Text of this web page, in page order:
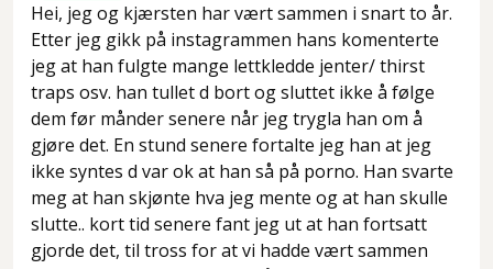
Hei, jeg og kjærsten har vært sammen i snart to år.
Etter jeg gikk på instagrammen hans komenterte
jeg at han fulgte mange lettkledde jenter/ thirst
traps osv. han tullet d bort og sluttet ikke å følge
dem før månder senere når jeg trygla han om å
gjøre det. En stund senere fortalte jeg han at jeg
ikke syntes d var ok at han så på porno. Han svarte
meg at han skjønte hva jeg mente og at han skulle
slutte.. kort tid senere fant jeg ut at han fortsatt
gjorde det, til tross for at vi hadde vært sammen